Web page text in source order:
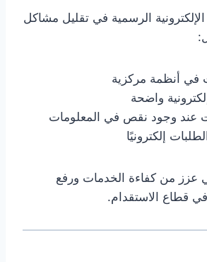
الرسمية في تقليل مشاكل
في أنظمة مركزية
واضحة
عند وجود نقص في المعلومات
إلكترونيًا
عزز من كفاءة الخدمات ورفع
قطاع الاستقدام.